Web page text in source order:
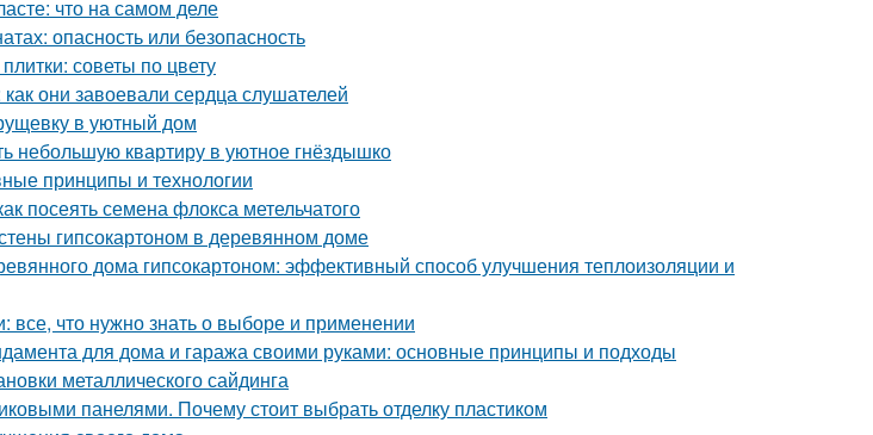
что на самом деле
опасность или безопасность
советы по цвету
они завоевали сердца слушателей
в уютный дом
небольшую квартиру в уютное гнёздышко
принципы и технологии
посеять семена флокса метельчатого
гипсокартоном в деревянном доме
дома гипсокартоном: эффективный способ улучшения теплоизоляции и
все, что нужно знать о выборе и применении
для дома и гаража своими руками: основные принципы и подходы
металлического сайдинга
панелями. Почему стоит выбрать отделку пластиком